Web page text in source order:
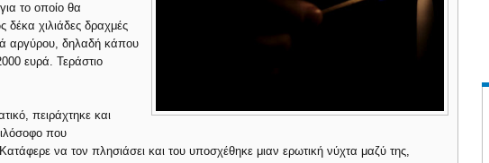
το οποίο θα
χιλιάδες δραχμές
αργύρου, δηλαδή κάπου
ευρά. Τεράστιο
πειράχτηκε και
που
να τον πλησιάσει και του υποσχέθηκε μιαν ερωτική νύχτα μαζύ της,